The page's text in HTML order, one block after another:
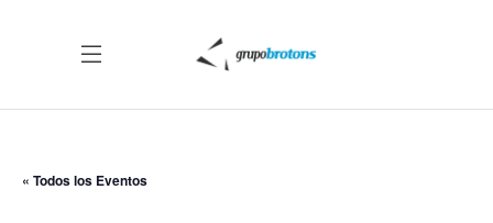
« Todos los Eventos